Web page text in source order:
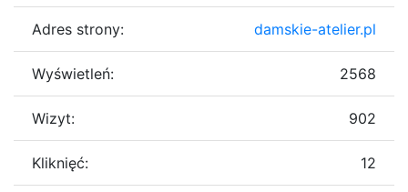
Adres strony: damskie-atelier.pl
Wyświetleń: 2568
Wizyt: 902
Kliknięć: 12